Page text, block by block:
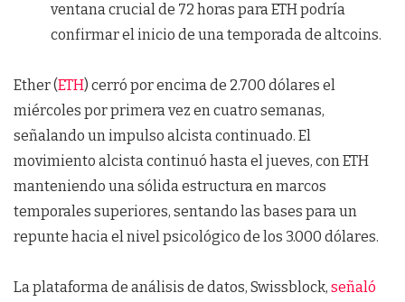
ventana crucial de 72 horas para ETH podría
confirmar el inicio de una temporada de altcoins.
Ether (ETH) cerró por encima de 2.700 dólares el
miércoles por primera vez en cuatro semanas,
señalando un impulso alcista continuado. El
movimiento alcista continuó hasta el jueves, con ETH
manteniendo una sólida estructura en marcos
temporales superiores, sentando las bases para un
repunte hacia el nivel psicológico de los 3.000 dólares.
La plataforma de análisis de datos, Swissblock, señaló